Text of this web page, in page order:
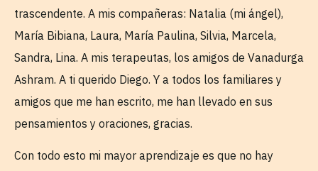
trascendente. A mis compañeras: Natalia (mi ángel),
María Bibiana, Laura, María Paulina, Silvia, Marcela,
Sandra, Lina. A mis terapeutas, los amigos de Vanadurga
Ashram. A ti querido Diego. Y a todos los familiares y
amigos que me han escrito, me han llevado en sus
pensamientos y oraciones, gracias.
Con todo esto mi mayor aprendizaje es que no hay